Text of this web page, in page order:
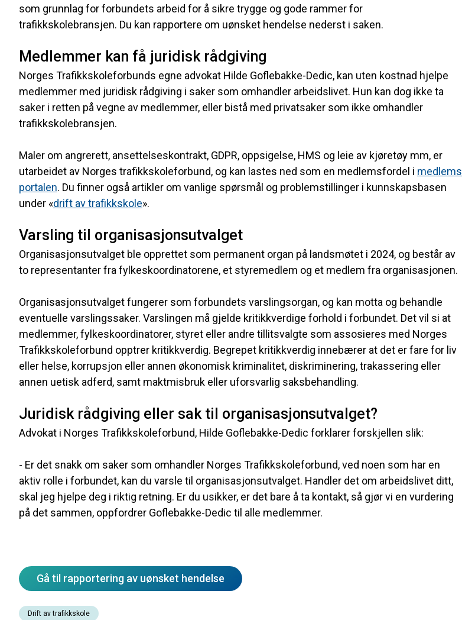
som grunnlag for forbundets arbeid for å sikre trygge og gode rammer for
trafikkskolebransjen. Du kan rapportere om uønsket hendelse nederst i saken.
Medlemmer kan få juridisk rådgiving
Norges Trafikkskoleforbunds egne advokat Hilde Goflebakke-Dedic, kan uten kostnad hjelpe
medlemmer med juridisk rådgiving i saker som omhandler arbeidslivet. Hun kan dog ikke ta
saker i retten på vegne av medlemmer, eller bistå med privatsaker som ikke omhandler
trafikkskolebransjen.
Maler om angrerett, ansettelseskontrakt, GDPR, oppsigelse, HMS og leie av kjøretøy mm, er
utarbeidet av Norges trafikkskoleforbund, og kan lastes ned som en medlemsfordel i medlems
portalen. Du finner også artikler om vanlige spørsmål og problemstillinger i kunnskapsbasen
under «drift av trafikkskole».
Varsling til organisasjonsutvalget
Organisasjonsutvalget ble opprettet som permanent organ på landsmøtet i 2024, og består av
to representanter fra fylkeskoordinatorene, et styremedlem og et medlem fra organisasjonen.
Organisasjonsutvalget fungerer som forbundets varslingsorgan, og kan motta og behandle
eventuelle varslingssaker. Varslingen må gjelde kritikkverdige forhold i forbundet. Det vil si at
medlemmer, fylkeskoordinatorer, styret eller andre tillitsvalgte som assosieres med Norges
Trafikkskoleforbund opptrer kritikkverdig. Begrepet kritikkverdig innebærer at det er fare for liv
eller helse, korrupsjon eller annen økonomisk kriminalitet, diskriminering, trakassering eller
annen uetisk adferd, samt maktmisbruk eller uforsvarlig saksbehandling.
Juridisk rådgiving eller sak til organisasjonsutvalget?
Advokat i Norges Trafikkskoleforbund, Hilde Goflebakke-Dedic forklarer forskjellen slik:
- Er det snakk om saker som omhandler Norges Trafikkskoleforbund, ved noen som har en
aktiv rolle i forbundet, kan du varsle til organisasjonsutvalget. Handler det om arbeidslivet ditt,
skal jeg hjelpe deg i riktig retning. Er du usikker, er det bare å ta kontakt, så gjør vi en vurdering
på det sammen, oppfordrer Goflebakke-Dedic til alle medlemmer.
Gå til rapportering av uønsket hendelse
Drift av trafikkskole